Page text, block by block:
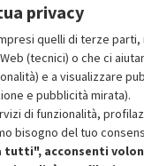
ridotto da
a-25%
Aggiungi al carrello
IMPERDIBILI
privacy
quelli di terze parti,
(tecnici) o che ci
e a visualizzare
e pubblicità mirata).
di funzionalità,
bisogno del tuo
tutti", acconsenti